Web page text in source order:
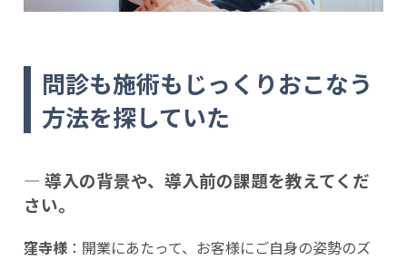
問診も施術もじっくりおこなう
方法を探していた
― 導入の背景や、導入前の課題を教えてくだ
さい。
窪寺様 ：開業にあたって、お客様にご自身の姿勢のズ